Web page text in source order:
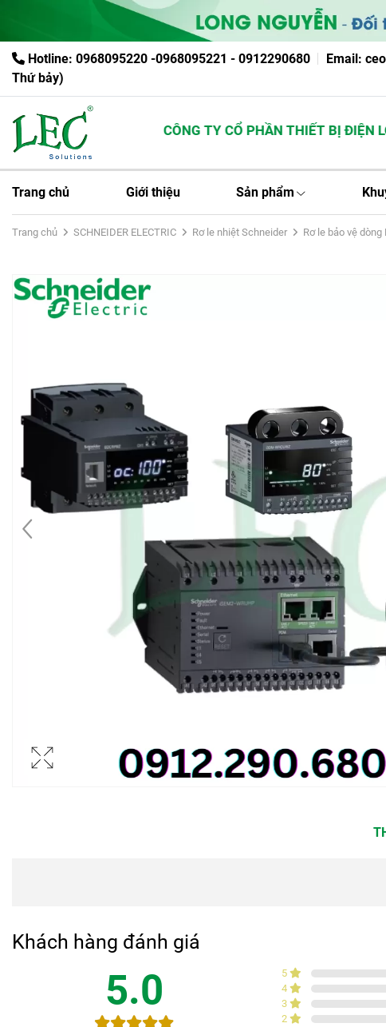
Hotline: 0968095220 -0968095221 - 0912290680 Email:
Thứ bảy)
CÔNG TY CỔ PHẦN THIẾT BỊ ĐIỆN
Trang chủ Giới thiệu Sản phẩm
Trang chủ SCHNEIDER ELECTRIC Rơ le nhiệt Schneider Rơ le bảo vệ dòng
Khách hàng đánh giá
5.0 5
4
3
2